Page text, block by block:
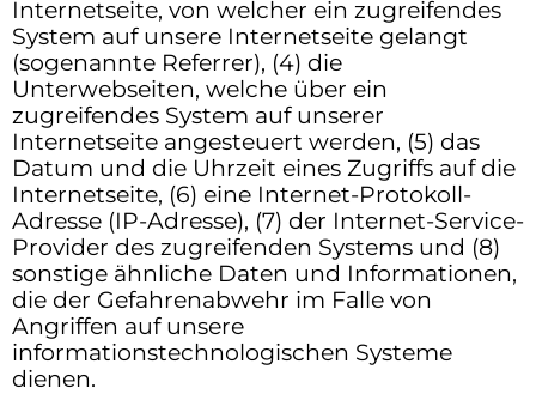
Internetseite, von welcher ein zugreifendes
System auf unsere Internetseite gelangt
(sogenannte Referrer), (4) die
Unterwebseiten, welche über ein
zugreifendes System auf unserer
Internetseite angesteuert werden, (5) das
Datum und die Uhrzeit eines Zugriffs auf die
Internetseite, (6) eine Internet-Protokoll-
Adresse (IP-Adresse), (7) der Internet-Service-
Provider des zugreifenden Systems und (8)
sonstige ähnliche Daten und Informationen,
die der Gefahrenabwehr im Falle von
Angriffen auf unsere
informationstechnologischen Systeme
dienen.